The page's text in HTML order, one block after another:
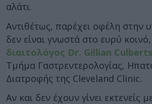
αλάτι.
Αντιθέτως, παρέχει οφέλη στην
δεν είναι γνωστά στο ευρύ κοινό,
διαιτολόγος Dr. Gillian
Τμήμα Γαστρεντερολογίας,
Διατροφής της Cleveland Clinic.
Αν και δεν έχουν γίνει εκτενείς